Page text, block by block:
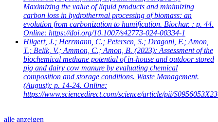
Maximizing the value of liquid products and minimizing
carbon loss in hydrothermal processing of biomass: an
evolution from carbonization to humification. Biochar. : p. 44.
Online: https://doi.org/10.1007/s42773-024-00334-1
Hilgert, J.; Herrmann, C.; Petersen, S.; Dragoni, F.; Amon,
T.; Belik, V.; Ammon, C.; Amon, B. (2023): Assessment of the
biochemical methane potential of in-house and outdoor stored
pig and dairy cow manure by evaluating chemical
composition and storage conditions. Waste Management.
(August): p. 14-24. Online:
https://www.sciencedirect.com/science/article/pii/
alle anzeigen